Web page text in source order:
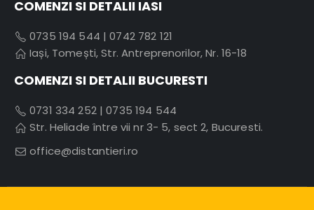
COMENZI SI DETALII IASI
0735 194 544 |0742 782 121
Iași, Tomești, Str. Antreprenorilor, Nr. 16-18
COMENZI SI DETALII BUCURESTI
0731 334 252|0735 194 544
Str. Heliade între vii nr 3- 5, sect 2, Bucuresti.
office@distantieri.ro